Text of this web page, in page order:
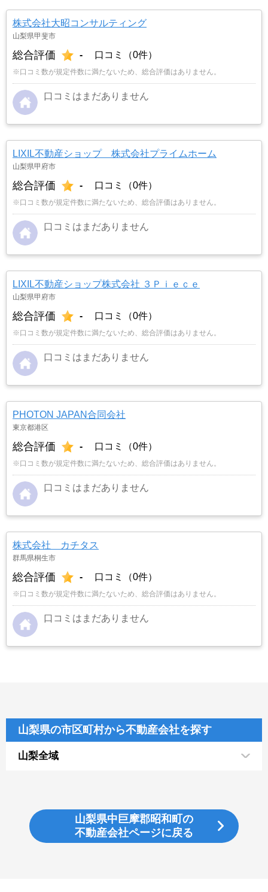
株式会社大昭コンサルティング
山梨県甲斐市
総合評価 - 口コミ（0件）
※口コミ数が規定件数に満たないため、総合評価はありません。
口コミはまだありません
LIXIL不動産ショップ 株式会社プライムホーム
山梨県甲府市
総合評価 - 口コミ（0件）
※口コミ数が規定件数に満たないため、総合評価はありません。
口コミはまだありません
LIXIL不動産ショップ株式会社 ３Ｐｉｅｃｅ
山梨県甲府市
総合評価 - 口コミ（0件）
※口コミ数が規定件数に満たないため、総合評価はありません。
口コミはまだありません
PHOTON JAPAN合同会社
東京都港区
総合評価 - 口コミ（0件）
※口コミ数が規定件数に満たないため、総合評価はありません。
口コミはまだありません
株式会社 カチタス
群馬県桐生市
総合評価 - 口コミ（0件）
※口コミ数が規定件数に満たないため、総合評価はありません。
口コミはまだありません
山梨県の市区町村から不動産会社を探す
山梨全域
山梨県中巨摩郡昭和町の
不動産会社ページに戻る